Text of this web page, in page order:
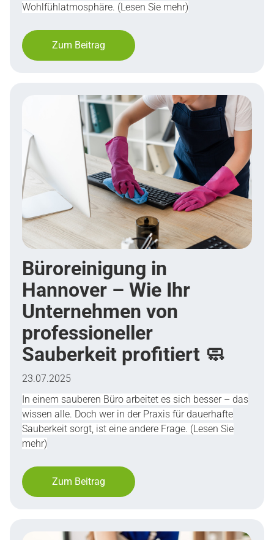
Gutscheine
Kontakt
Wohlfühlatmosphäre. (Lesen Sie mehr)
Zum Beitrag
Büroreinigung in
Hannover – Wie Ihr
Unternehmen von
professioneller
Sauberkeit profitiert 🧼
23.07.2025
In einem sauberen Büro arbeitet es sich besser – das
wissen alle. Doch wer in der Praxis für dauerhafte
Sauberkeit sorgt, ist eine andere Frage. (Lesen Sie
mehr)
Zum Beitrag